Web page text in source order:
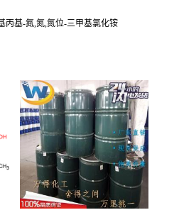
丙基-氮,氮,氮位-三甲基氯化铵